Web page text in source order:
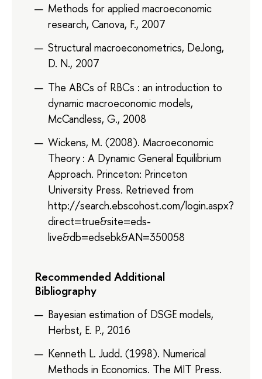
Methods for applied macroeconomic
research, Canova, F., 2007
Structural macroeconometrics, DeJong,
D. N., 2007
The ABCs of RBCs : an introduction to
dynamic macroeconomic models,
McCandless, G., 2008
Wickens, M. (2008). Macroeconomic
Theory : A Dynamic General Equilibrium
Approach. Princeton: Princeton
University Press. Retrieved from
http://search.ebscohost.com/login.aspx?
direct=true&site=eds-
live&db=edsebk&AN=350058
Recommended Additional
Bibliography
Bayesian estimation of DSGE models,
Herbst, E. P., 2016
Kenneth L. Judd. (1998). Numerical
Methods in Economics. The MIT Press.